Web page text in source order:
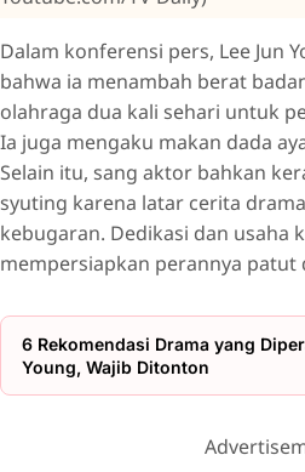
Dalam konferensi pers, Lee Jun
bahwa ia menambah berat
olahraga dua kali sehari untuk
Ia juga mengaku makan dada
Selain itu, sang aktor bahkan
syuting karena latar cerita
kebugaran. Dedikasi dan usaha
mempersiapkan perannya patut
6 Rekomendasi Drama yang
Young, Wajib Ditonton